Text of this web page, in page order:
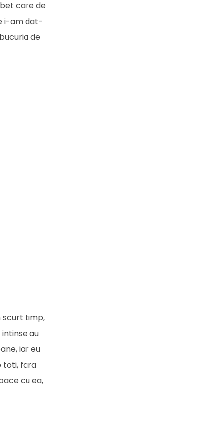
care de
i-am dat-
de
scurt timp,
au
iar eu
toti, fara
cu ea,